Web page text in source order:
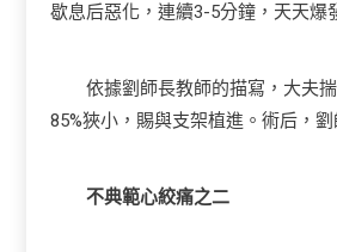
歇息后惡化，連續3-5分鐘，天天爆
依據劉師長教師的描寫，大夫揣
85%狹小，賜與支架植進。術后，
不典範心絞痛之二